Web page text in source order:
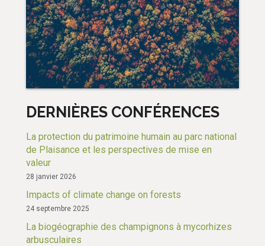
DERNIÈRES CONFÉRENCES
La protection du patrimoine humain au parc national
de Plaisance et les perspectives de mise en
valeur
28 janvier 2026
Impacts of climate change on forests
24 septembre 2025
La biogéographie des champignons à mycorhizes
arbusculaires